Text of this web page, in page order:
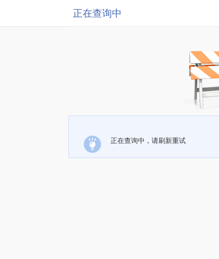
正在查询中
正在查询中，请刷新重试